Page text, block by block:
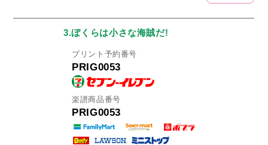
3.ぼくらは小さな海賊だ!
プリント予約番号
PRIG0053
楽譜商品番号
PRIG0053